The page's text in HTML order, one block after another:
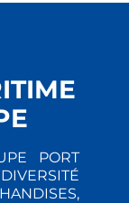
PORT